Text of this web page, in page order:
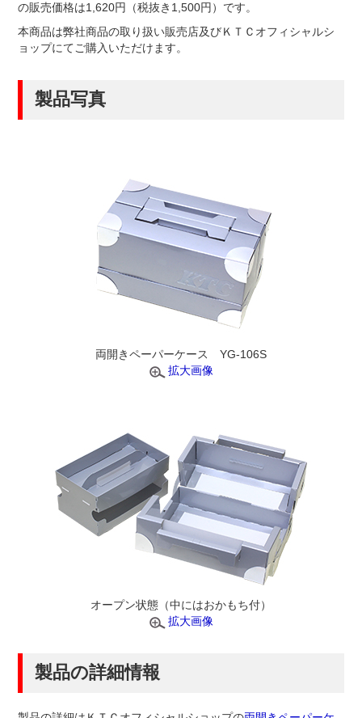
の販売価格は1,620円（税抜き1,500円）です。
本商品は弊社商品の取り扱い販売店及びＫＴＣオフィシャルシ
ョップにてご購入いただけます。
製品写真
両開きペーパーケース YG-106S
拡大画像
オープン状態（中にはおかもち付）
拡大画像
製品の詳細情報